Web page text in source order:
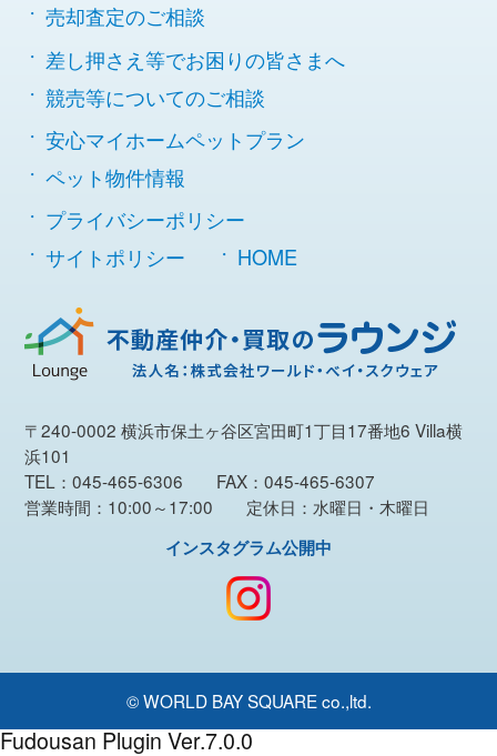
売却査定のご相談
差し押さえ等でお困りの皆さまへ
競売等についてのご相談
安心マイホームペットプラン
ペット物件情報
プライバシーポリシー
サイトポリシー
HOME
〒240-0002 横浜市保土ヶ谷区宮田町1丁目17番地6 Villa横
浜101
TEL：045-465-6306 FAX：045-465-6307
営業時間：10:00～17:00 定休日：水曜日・木曜日
インスタグラム公開中
© WORLD BAY SQUARE co.,ltd.
Fudousan Plugin Ver.7.0.0